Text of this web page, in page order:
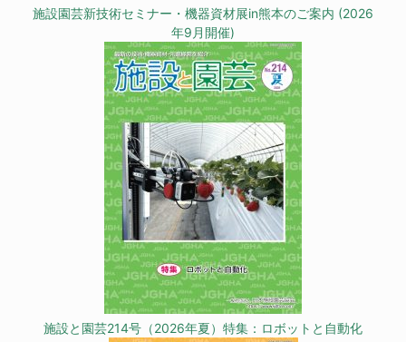
施設園芸新技術セミナー・機器資材展in熊本のご案内 (2026
年9月開催)
施設と園芸214号（2026年夏）特集：ロボットと自動化